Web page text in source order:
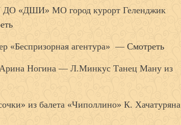
ДО «ДШИ» МО город курорт Геленджик
«Беспризорная агентура» — Смотреть
Арина Ногина — Л.Минкус Танец Ману из
из балета «Чиполлино» К. Хачатуряна